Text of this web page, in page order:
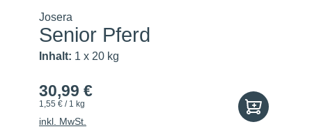
Josera
Senior Pferd
Inhalt: 1 x 20 kg
30,99 €
1,55 € / 1 kg
inkl. MwSt.